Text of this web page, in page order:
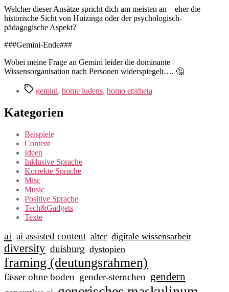
Welcher dieser Ansätze spricht dich am meisten an – eher die
historische Sicht von Huizinga oder der psychologisch-
pädagogische Aspekt?
###Gemini-Ende###
Wobei meine Frage an Gemini leider die dominante
Wissensorganisation nach Personen widerspiegelt…. 🤔
Schlagwörter
gemini, home ludens, homo epitheta
Kategorien
Beispiele
Content
Ideen
Inklusive Sprache
Korrekte Sprache
Misc
Music
Positive Sprache
Tech&Gadgets
Texte
ai ai assisted content alter digitale wissensarbeit
diversity duisburg dystopien
framing (deutungsrahmen)
fässer ohne boden gender-sternchen gendern